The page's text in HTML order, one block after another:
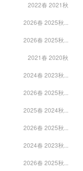
2022春 2021秋
2026春 2025秋...
2026春 2025秋...
2021春 2020秋
2024春 2023秋...
2026春 2025秋...
2025春 2024秋...
2026春 2025秋...
2024春 2023秋...
2026春 2025秋...